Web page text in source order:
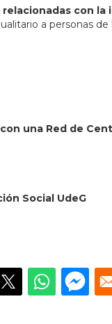
relacionadas con
a personas
una Red de
Social UdeG